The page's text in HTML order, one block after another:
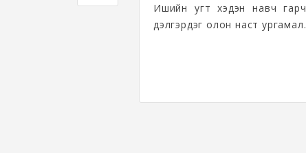
Ишийн угт хэдэн навч
дэлгэрдэг олон наст ургамал.